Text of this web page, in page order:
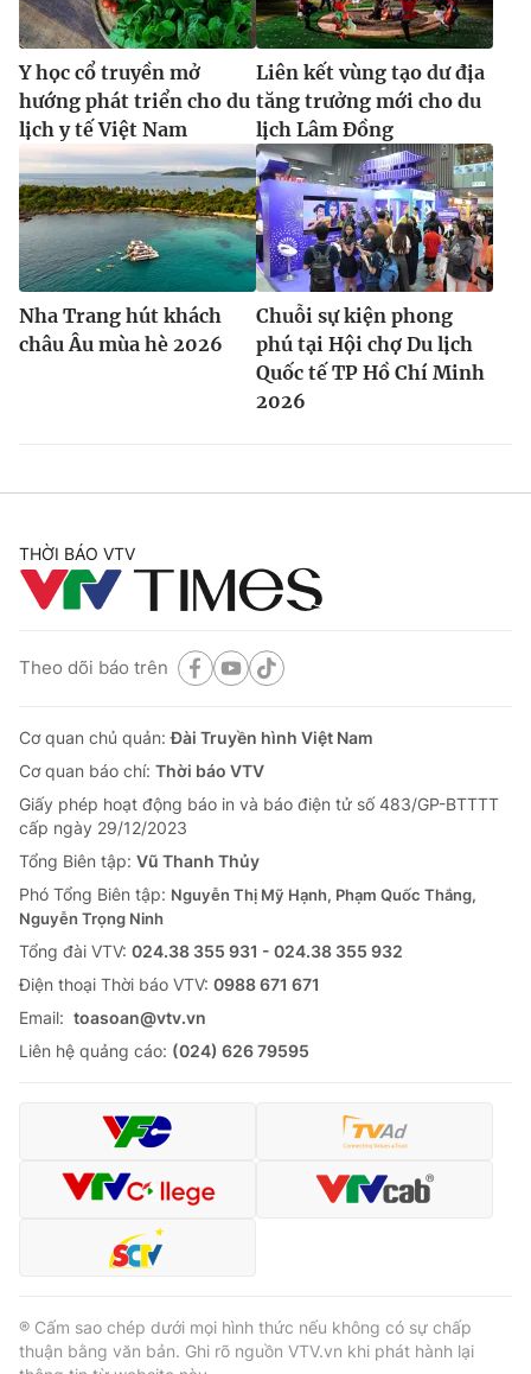
Y học cổ truyền mở
hướng phát triển cho du
lịch y tế Việt Nam
Liên kết vùng tạo dư địa
tăng trưởng mới cho du
lịch Lâm Đồng
Nha Trang hút khách
châu Âu mùa hè 2026
Chuỗi sự kiện phong
phú tại Hội chợ Du lịch
Quốc tế TP Hồ Chí Minh
2026
THỜI BÁO VTV
Theo dõi báo trên
Cơ quan chủ quản:Đài Truyền hình Việt Nam
Cơ quan báo chí: Thời báo VTV
Giấy phép hoạt động báo in và báo điện tử số 483/GP-BTTTT
cấp ngày 29/12/2023
Tổng Biên tập: Vũ Thanh Thủy
Phó Tổng Biên tập: Nguyễn Thị Mỹ Hạnh, Phạm Quốc Thắng,
Nguyễn Trọng Ninh
Tổng đài VTV: 024.38 355 931 - 024.38 355 932
Ðiện thoại Thời báo VTV: 0988 671 671
Email: toasoan@vtv.vn
Liên hệ quảng cáo: (024) 626 79595
® Cấm sao chép dưới mọi hình thức nếu không có sự chấp
thuận bằng văn bản. Ghi rõ nguồn VTV.vn khi phát hành lại